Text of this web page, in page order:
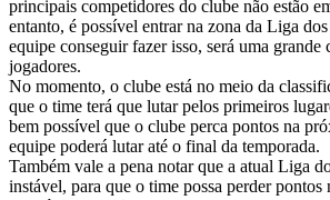
principais competidores do clube não estão
entanto, é possível entrar na zona da Liga dos
equipe conseguir fazer isso, será uma grande
jogadores.
No momento, o clube está no meio da
que o time terá que lutar pelos primeiros
bem possível que o clube perca pontos na
equipe poderá lutar até o final da temporada.
Também vale a pena notar que a atual Liga
instável, para que o time possa perder pontos